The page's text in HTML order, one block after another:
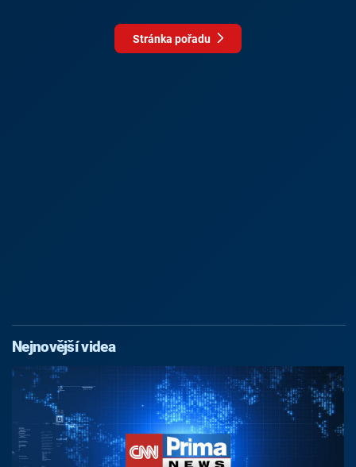
Stránka pořadu
Nejnovější videa